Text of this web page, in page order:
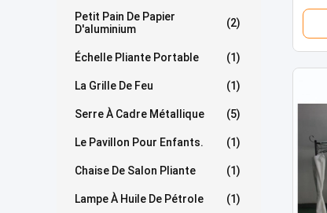
Petit Pain De Papier
D'aluminium
(2)
Échelle Pliante Portable (1)
La Grille De Feu (1)
Serre À Cadre Métallique (5)
Le Pavillon Pour Enfants. (1)
Chaise De Salon Pliante (1)
Lampe À Huile De Pétrole (1)